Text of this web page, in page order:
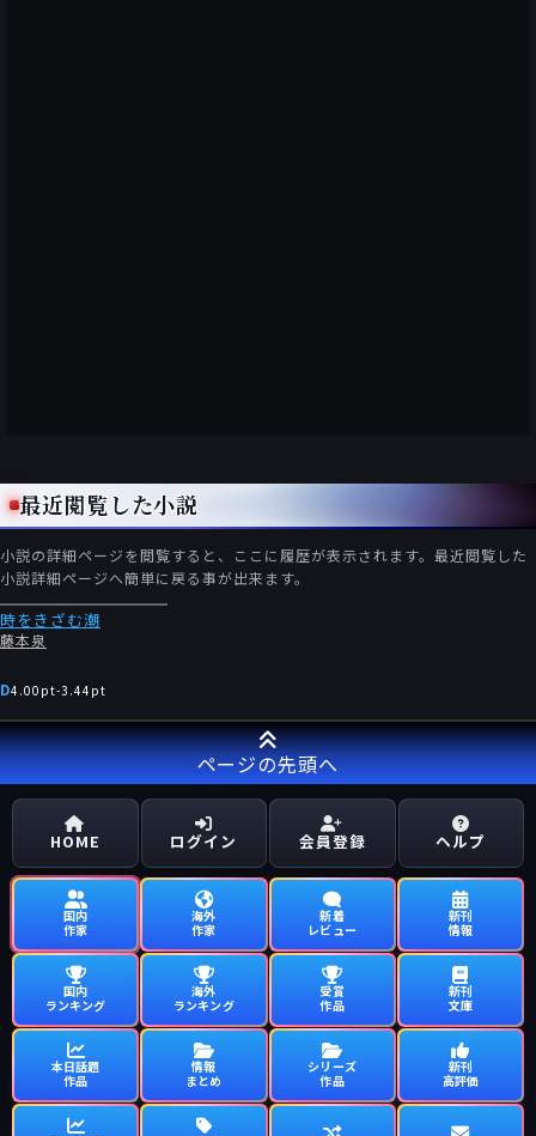
最近閲覧した小説
小説の詳細ページを閲覧すると、ここに履歴が表示されます。最近閲覧した
小説詳細ページへ簡単に戻る事が出来ます。
時をきざむ潮
藤本泉
D4.00pt-3.44pt
ページの先頭へ
HOME ログイン 会員登録 ヘルプ
国内
作家
海外
作家
新着
レビュー
新刊
情報
国内
ランキング
海外
ランキング
受賞
作品
新刊
文庫
本日話題
作品
情報
まとめ
シリーズ
作品
新刊
高評価